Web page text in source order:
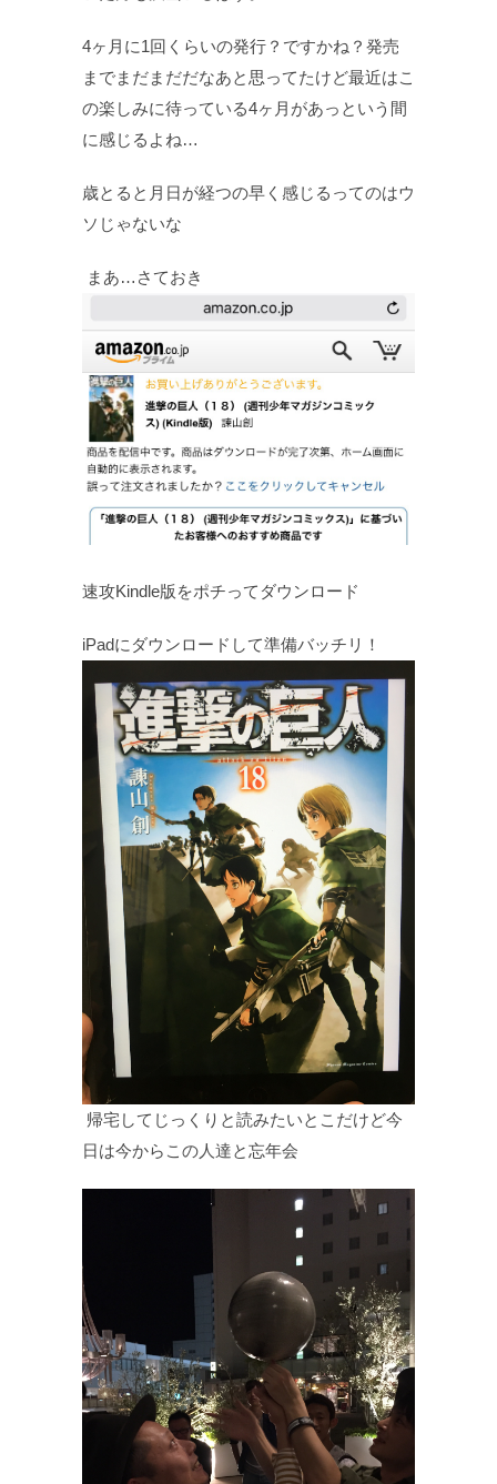
4ヶ月に1回くらいの発行？ですかね？発売
までまだまだだなあと思ってたけど最近はこ
の楽しみに待っている4ヶ月があっという間
に感じるよね…
歳とると月日が経つの早く感じるってのはウ
ソじゃないな
まあ…さておき
速攻Kindle版をポチってダウンロード
iPadにダウンロードして準備バッチリ！
帰宅してじっくりと読みたいとこだけど今
日は今からこの人達と忘年会